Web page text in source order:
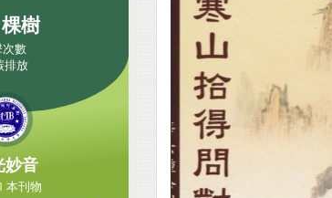
棵樹
次數
排放
妙音
本刊物